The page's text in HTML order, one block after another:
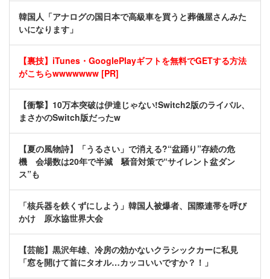
韓国人「アナログの国日本で高級車を買うと葬儀屋さんみた
いになります」
【裏技】iTunes・GooglePlayギフトを無料でGETする方法
がこちらwwwwwww [PR]
【衝撃】10万本突破は伊達じゃない!Switch2版のライバル、
まさかのSwitch版だったw
【夏の風物詩】「うるさい」で消える?“盆踊り”存続の危
機 会場数は20年で半減 騒音対策で“サイレント盆ダン
ス”も
「核兵器を鉄くずにしよう」韓国人被爆者、国際連帯を呼び
かけ 原水協世界大会
【芸能】黒沢年雄、冷房の効かないクラシックカーに私見
「窓を開けて首にタオル…カッコいいですか？！」